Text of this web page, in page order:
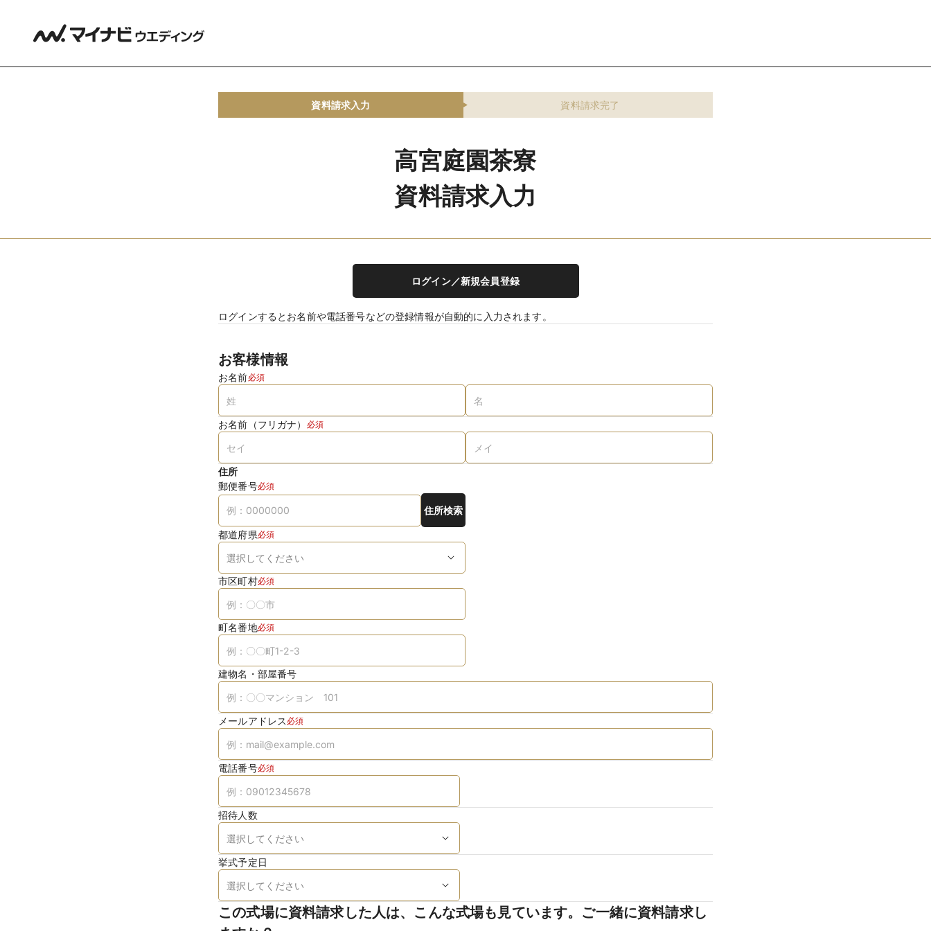
資料請求入力 資料請求完了
高宮庭園茶寮
資料請求入力
ログイン／新規会員登録
ログインするとお名前や電話番号などの登録情報が自動的に入力されます。
お客様情報
お名前必須
お名前（フリガナ） 必須
住所
郵便番号必須
住所検索
都道府県必須
市区町村必須
町名番地必須
建物名・部屋番号
メールアドレス 必須
電話番号必須
招待人数
挙式予定日
この式場に資料請求した人は、こんな式場も見ています。ご一緒に資料請求し